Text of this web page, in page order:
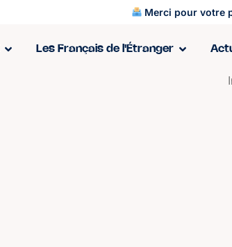
Merci pour votre
Les Français de l'Étranger